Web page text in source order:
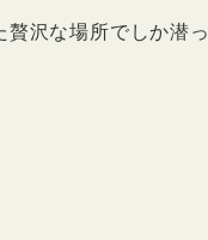
沢な場所でしか潜っ